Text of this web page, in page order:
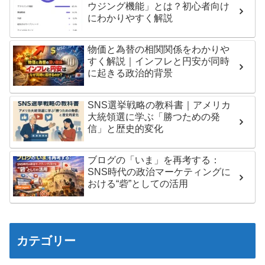
ウジング機能」とは？初心者向け
にわかりやすく解説
物価と為替の相関関係をわかりや
すく解説｜インフレと円安が同時
に起きる政治的背景
SNS選挙戦略の教科書｜アメリカ
大統領選に学ぶ「勝つための発
信」と歴史的変化
ブログの「いま」を再考する：
SNS時代の政治マーケティングに
おける“砦”としての活用
カテゴリー